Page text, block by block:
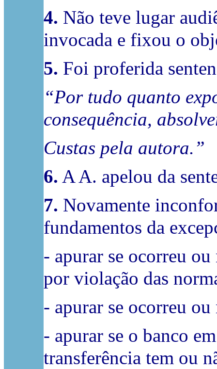
4. Não teve lugar
invocada e fixou o
5. Foi proferida
“Por tudo quanto
consequência,
Custas pela autora.”
6. A A. apelou da
7. Novamente
fundamentos da
- apurar se ocorreu
por violação das
- apurar se ocorreu
- apurar se o banco
transferência tem ou